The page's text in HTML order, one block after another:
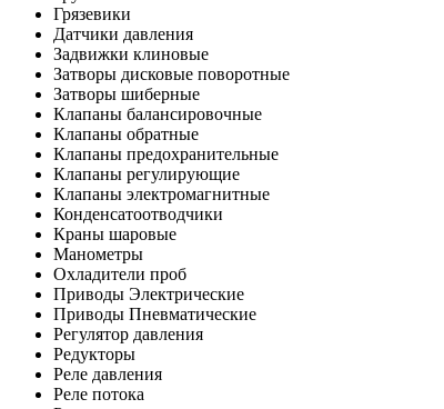
Грязевики
Датчики давления
Задвижки клиновые
Затворы дисковые поворотные
Затворы шиберные
Клапаны балансировочные
Клапаны обратные
Клапаны предохранительные
Клапаны регулирующие
Клапаны электромагнитные
Конденсатоотводчики
Краны шаровые
Манометры
Охладители проб
Приводы Электрические
Приводы Пневматические
Регулятор давления
Редукторы
Реле давления
Реле потока